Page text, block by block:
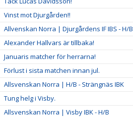
Vinst mot Djurgården!!
Allvenskan Norra | Djurgårdens IF IBS - H/B
Alexander Hallvars är tillbaka!
Januaris matcher för herrarna!
Förlust i sista matchen innan jul.
Allsvenskan Norra | H/B - Strängnäs IBK
Tung helg i Visby.
Allsvenskan Norra | Visby IBK - H/B